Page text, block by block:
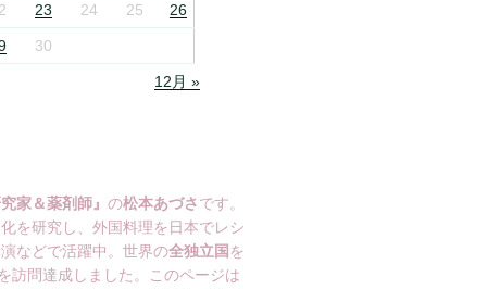
23 24 25 26
30
12月 »
家＆薬剤師』 の松本あづさです。
を研究し、外国料理を日本でレシ
などで活躍中。世界の全独立国 を
を訪問達成しました。このページは